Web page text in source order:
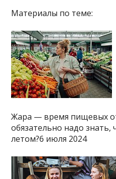
Материалы по теме:
Жара — время пищевых
обязательно надо знать,
летом?6 июля 2024